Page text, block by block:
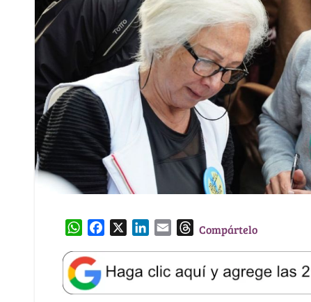
W
a
t
s
e
b
k
e
l
T
e
a
Compártelo